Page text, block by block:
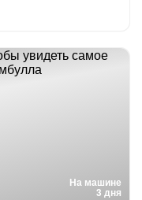
На машине
3 дня